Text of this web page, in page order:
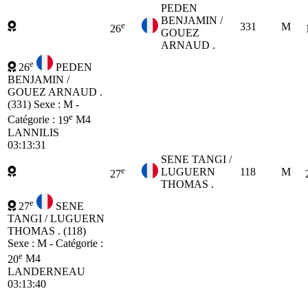
26e
PEDEN
BENJAMIN /
GOUEZ
ARNAUD .
331 M
26e
PEDEN
BENJAMIN /
GOUEZ ARNAUD .
(331) Sexe : M -
Catégorie : 19e M4
LANNILIS
03:13:31
27e
SENE TANGI /
LUGUERN
THOMAS .
118 M
27e
SENE
TANGI / LUGUERN
THOMAS . (118)
Sexe : M - Catégorie :
20e M4
LANDERNEAU
03:13:40